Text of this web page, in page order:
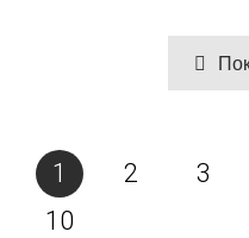
1 2 3
10